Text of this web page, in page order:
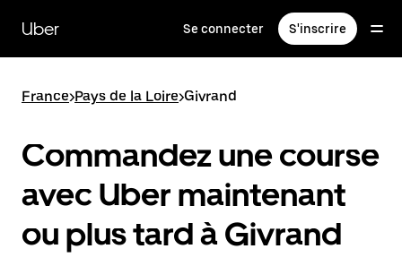
contenu
principal
Uber Se connecter S'inscrire
France>Pays de la Loire>Givrand
Commandez une course
avec Uber maintenant
ou plus tard à Givrand